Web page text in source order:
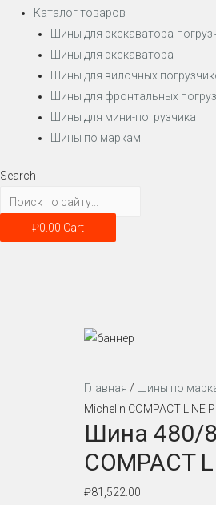
Каталог товаров
Шины для экскаватора-
Шины для экскаватора
Шины для вилочных
Шины для фронтальных
Шины для мини-погрузчика
Шины по маркам
Search
₽0.00 Cart
Главная / Шины по
Michelin COMPACT LINE
Шина 480/
COMPACT
₽81,522.00